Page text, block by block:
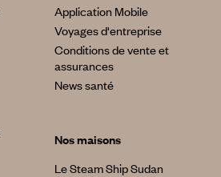
Application Mobile
Voyages d'entreprise
Conditions de vente et
assurances
News santé
Nos maisons
Le Steam Ship Sudan